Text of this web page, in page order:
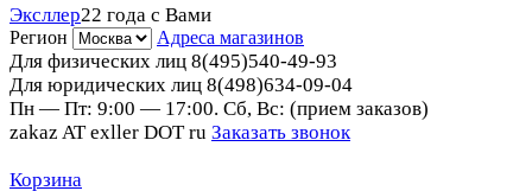
Эксллер22 года с Вами
Регион Адреса магазинов
Для физических лиц 8(495)540-49-93
Для юридических лиц 8(498)634-09-04
Пн — Пт: 9:00 — 17:00. Сб, Вс: (прием заказов)
zakaz AT exller DOT ru Заказать звонок
Корзина